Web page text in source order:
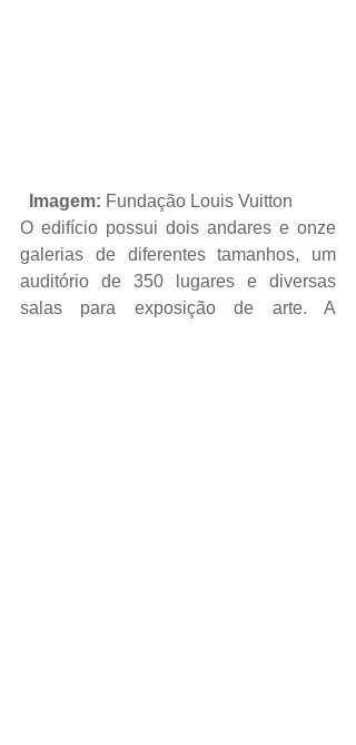
Imagem: Fundação Louis Vuitton
O edifício possui dois andares e onze
galerias de diferentes tamanhos, um
auditório de 350 lugares e diversas
salas para exposição de arte. A